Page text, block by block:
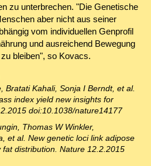
zu unterbrechen. "Die Genetische
aber nicht aus seiner
vom individuellen Genprofil
und ausreichend Bewegung
bleiben", so Kovacs.
Bratati Kahali, Sonja I Berndt, et al.
index yield new insights for
doi:10.1038/nature14177
Thomas W Winkler,
et al. New genetic loci link adipose
distribution. Nature 12.2.2015